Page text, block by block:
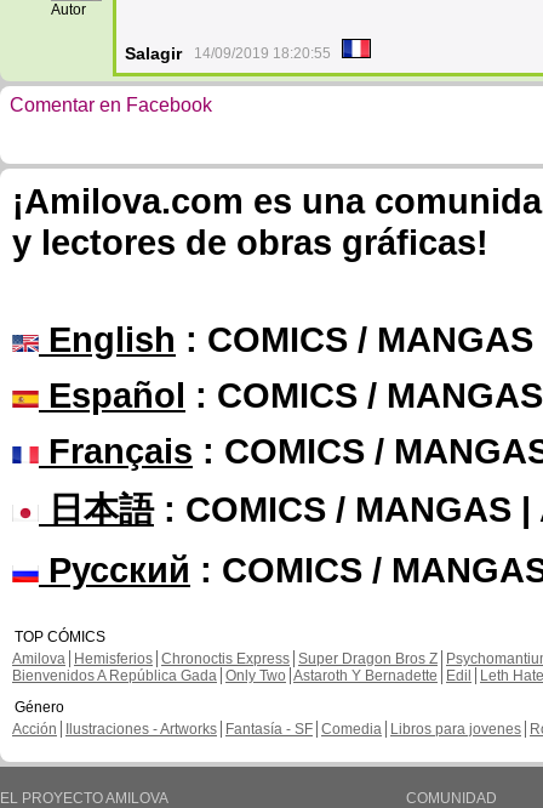
Autor
Salagir 14/09/2019 18:20:55
Comentar en Facebook
¡Amilova.com es una
y lectores de obras gráficas!
English : COMICS /
Español : COMICS /
Français : COMICS /
日本語: COMICS / MANGAS |
Русский : COMICS /
TOP CÓMICS
Amilova
Hemisferios Chronoctis Express Super Dragon Bros Z
Bienvenidos A República Gada Only Two Astaroth Y Bernadette Edil
Leth Hate
Género
Acción
Ilustraciones - Artworks Fantasía - SF Comedia Libros para jovenes
EL PROYECTO AMILOVA
COMUNIDAD